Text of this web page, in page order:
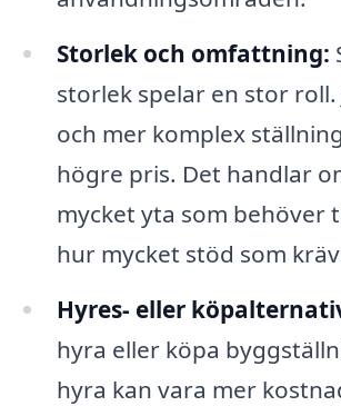
Storlek och omfattning:
storlek spelar en stor roll.
och mer komplex
högre pris. Det handlar
mycket yta som behöver
hur mycket stöd som
Hyres- eller
hyra eller köpa
hyra kan vara mer